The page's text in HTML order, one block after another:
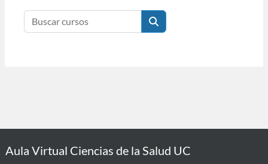
Buscar cursos
Buscar cursos
Aula Virtual Ciencias de la Salud UC